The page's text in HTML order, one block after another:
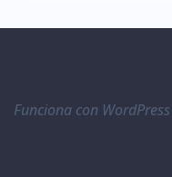
Funciona con WordPress